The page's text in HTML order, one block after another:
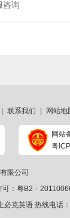
咨询
联系我们 网站地
网站
粤
限公司
可：粤B2－
必克英语热线电话